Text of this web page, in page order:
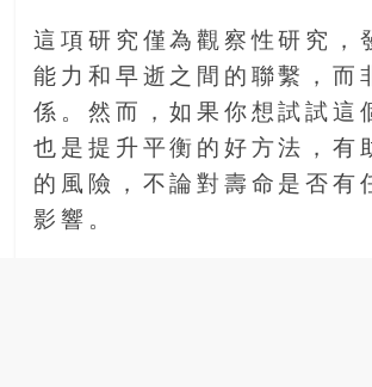
這項研究僅為觀察性研究，
能力和早逝之間的聯繫，而
係。然而，如果你想試試這
也是提升平衡的好方法，有
的風險，不論對壽命是否有
影響。